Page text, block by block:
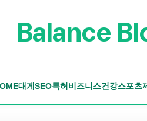
Balance
대게 SEO특허 비즈니스건강스포츠